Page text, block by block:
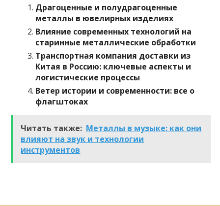
Драгоценные и полудрагоценные
металлы в ювелирных изделиях
Влияние современных технологий на
старинные металлические обработки
Транспортная компания доставки из
Китая в Россию: ключевые аспекты и
логистические процессы
Ветер истории и современности: все о
флагштоках
Читать также: Металлы в музыке: как они
влияют на звук и технологии
инструментов